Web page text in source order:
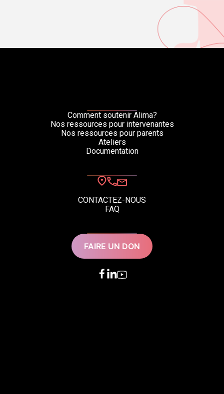
Comment soutenir Alima?
Nos ressources pour intervenantes
Nos ressources pour parents
Ateliers
Documentation
CONTACTEZ-NOUS
FAQ
FAIRE UN DON